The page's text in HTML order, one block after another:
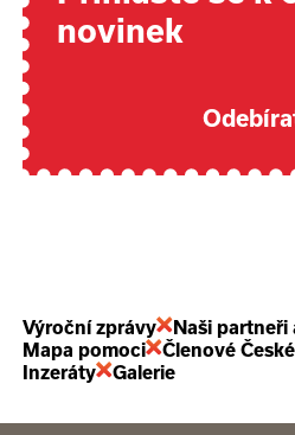
novinek
Výroční zprávy
Naši
Mapa pomoci
Členové
Inzeráty
Galerie